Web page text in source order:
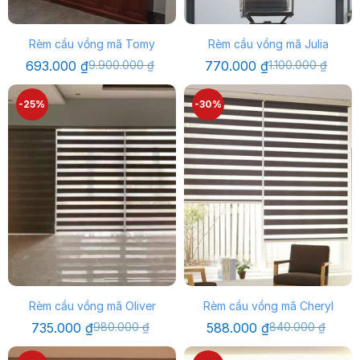
Rèm cầu vồng mã Tomy
9.900.000₫
Giá
là:
693.000₫Giá
tại
Rèm cầu vồng mã Julia
1.100.000₫
Giá
gốc
là:
1.100.000 ₫.
770.000₫Giá
hiện
tại
là:
770.000 ₫.
-25%
Rèm cầu vồng mã Oliver
980.000₫
Giá
gốc
735.000 ₫Giá
hiện
-30%
Rèm cầu vồng mã Cheryl
840.000₫
Giá
gốc
là:
588.000₫Giá
hiện
tại